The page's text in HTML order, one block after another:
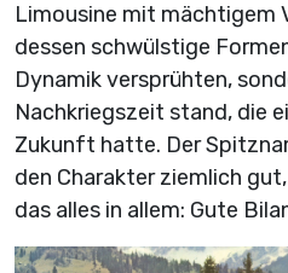
Limousine mit mächtigem
dessen schwülstige
Dynamik versprühten,
Nachkriegszeit stand, die
Zukunft hatte. Der
den Charakter ziemlich
das alles in allem: Gute